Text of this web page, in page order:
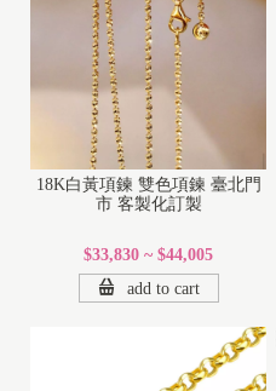
18K白黃項鍊 雙色項鍊 臺北門
市 客製化訂製
$33,830 ~ $44,005
add to cart